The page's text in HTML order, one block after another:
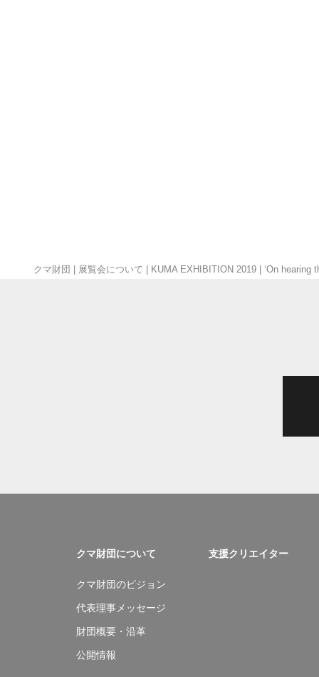
クマ財団 展覧会について KUMA EXHIBITION 2019 ‘On
クマ財団について
クマ財団のビジョン
代表理事メッセージ
財団概要・沿革
公開情報
支援クリエイター